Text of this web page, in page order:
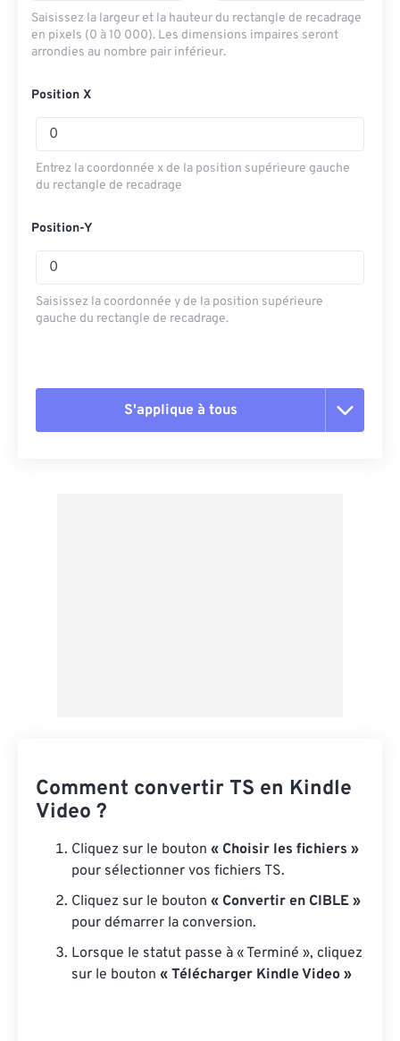
Saisissez la largeur et la hauteur du rectangle de recadrage
en pixels (0 à 10 000). Les dimensions impaires seront
arrondies au nombre pair inférieur.
Position X
Entrez la coordonnée x de la position supérieure gauche
du rectangle de recadrage
Position-Y
Saisissez la coordonnée y de la position supérieure
gauche du rectangle de recadrage.
S'applique à tous
Comment convertir TS en Kindle
Video ?
Cliquez sur le bouton « Choisir les fichiers »
pour sélectionner vos fichiers TS.
Cliquez sur le bouton « Convertir en CIBLE »
pour démarrer la conversion.
Lorsque le statut passe à « Terminé », cliquez
sur le bouton « Télécharger Kindle Video »